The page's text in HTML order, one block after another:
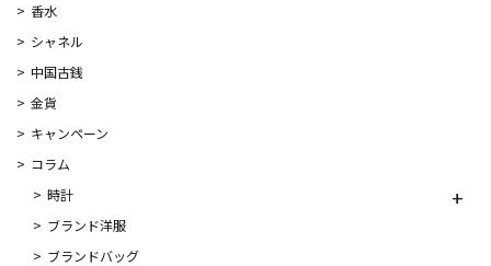
香水
シャネル
中国古銭
金貨
キャンペーン
コラム
時計
ブランド洋服
ブランドバッグ